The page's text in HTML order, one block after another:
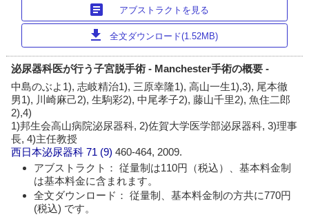
article アブストラクトを見る
download 全文ダウンロード(1.52MB)
泌尿器科医が行う子宮脱手術 - Manchester手術の概要 -
中島のぶよ1), 志岐精治1), 三原幸隆1), 高山一生1),3), 尾本徹
男1), 川崎麻己2), 生駒彩2), 中尾孝子2), 藤山千里2), 魚住二郎
2),4)
1)邦生会高山病院泌尿器科, 2)佐賀大学医学部泌尿器科, 3)理事
長, 4)主任教授
西日本泌尿器科 71 (9)460-464, 2009.
アブストラクト： 従量制は110円（税込）、基本料金制
は基本料金に含まれます。
全文ダウンロード： 従量制、基本料金制の方共に770円
(税込) です。